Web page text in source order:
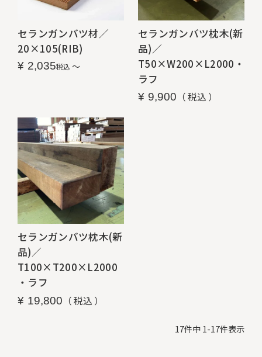
セランガンバツ材／
20×105(RIB)
¥ 2,035税込 〜
セランガンバツ枕木(新
品)／
T50×W200×L2000・
ラフ
¥ 9,900 税込
セランガンバツ枕木(新
品)／
T100×T200×L2000
・ラフ
¥ 19,800 税込
17件中1-17件表示